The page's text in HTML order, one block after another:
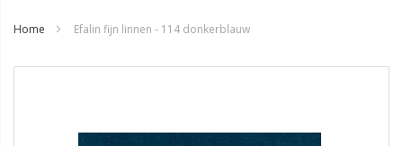
Home Efalin fijn linnen - 114 donkerblauw